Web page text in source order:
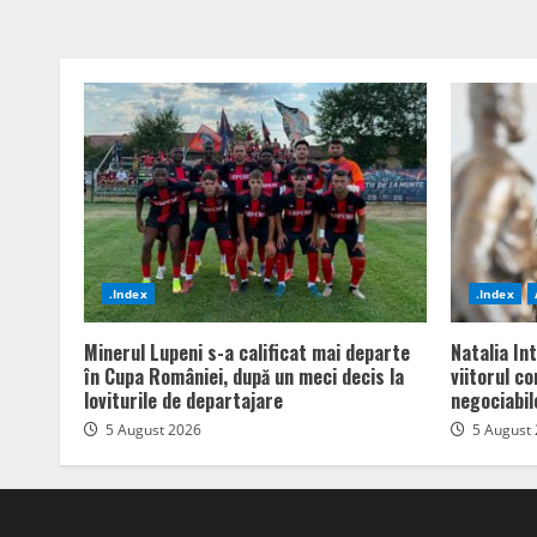
.Index
Minerul Lupeni s-a calificat mai departe
în Cupa României, după un meci decis la
loviturile de departajare
5 August 2026
.Index
Natalia
viitorul
5 August